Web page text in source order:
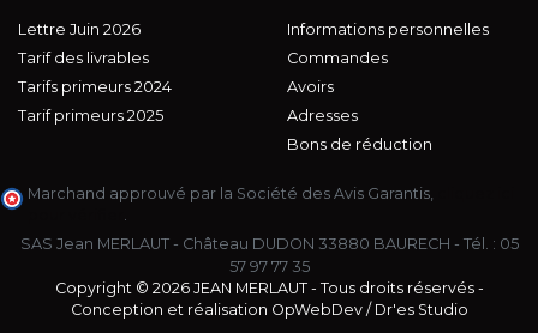
Lettre Juin 2026
Tarif des livrables
Tarifs primeurs 2024
Tarif primeurs 2025
Informations personnelles
Commandes
Avoirs
Adresses
Bons de réduction
Marchand approuvé par la Société des Avis Garantis,
.
SAS Jean MERLAUT - Château DUDON 33880 BAURECH - Tél. : 05
57 97 77 35
Copyright © 2026 JEAN MERLAUT - Tous droits réservés -
Conception et réalisation OpWebDev/ Dr'es Studio